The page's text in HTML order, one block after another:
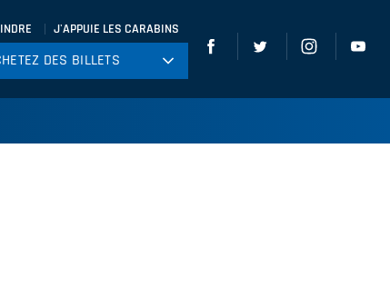
J'APPUIE LES CARABINS
DES BILLETS
DES BILLETS